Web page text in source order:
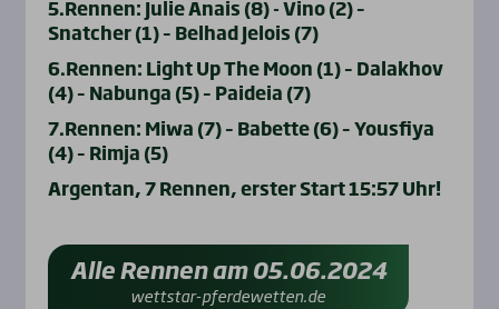
5.Rennen: Julie Anais (8) - Vino (2) –
Snatcher (1) – Belhad Jelois (7)
6.Rennen: Light Up The Moon (1) – Dalakhov
(4) – Nabunga (5) – Paideia (7)
7.Rennen: Miwa (7) – Babette (6) – Yousfiya
(4) – Rimja (5)
Argentan, 7 Rennen, erster Start 15:57 Uhr!
Alle Rennen am 05.06.2024
wettstar-pferdewetten.de